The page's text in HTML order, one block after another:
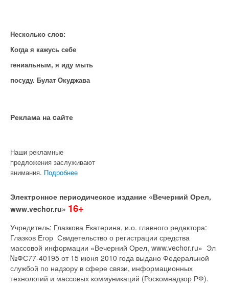
Несколько слов:
Когда я кажусь себе
гениальным, я иду мыть
посуду. Булат Окуджава
Реклама на cайте
Наши рекламные
предложения заслуживают
внимания. Подробнее
Электронное периодическое издание «Вечерний Орел,
www.vechor.ru» 16+
Учредитель: Глазкова Екатерина, и.о. главного редактора:
Глазков Егор Свидетельство о регистрации средства
массовой информации «Вечерний Орел, www.vechor.ru» Эл
№ФС77-40195 от 15 июня 2010 года выдано Федеральной
службой по надзору в сфере связи, информационных
технологий и массовых коммуникаций (Роскомнадзор РФ).